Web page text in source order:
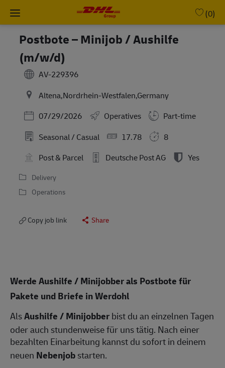
Skip to main content
(0)
Postbote – Minijob / Aushilfe
(m/w/d)
AV-229396
Altena,Nordrhein-Westfalen,Germany
Posted Date
07/29/2026 Operatives
Part-time
Seasonal / Casual
17.78
8
Post & Parcel
Deutsche Post AG Yes
Delivery
Operations
Copy job link Share
Werde Aushilfe / Minijobber als Postbote für
Pakete und Briefe in Werdohl
AlsAushilfe / Minijobberbist du an einzelnen Tagen
oder auch stundenweise für uns tätig. Nach einer
bezahlten Einarbeitung kannst du sofort in deinem
neuen Nebenjobstarten.